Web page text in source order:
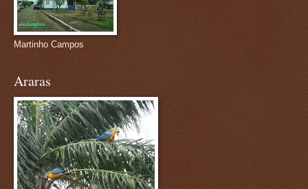
Martinho Campos
Araras